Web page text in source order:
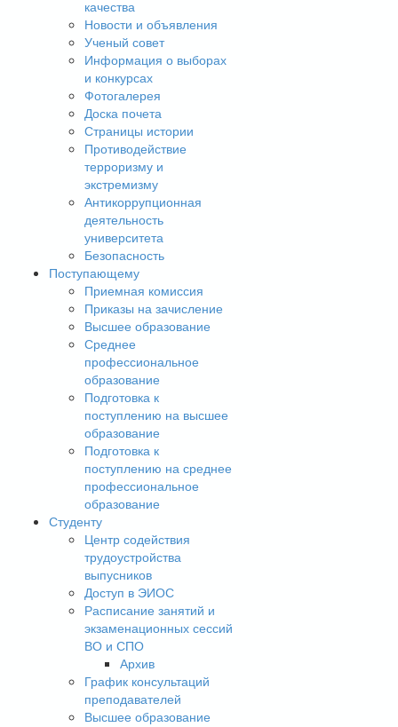
качества
Новости и объявления
Ученый совет
Информация о выборах
и конкурсах
Фотогалерея
Доска почета
Страницы истории
Противодействие
терроризму и
экстремизму
Антикоррупционная
деятельность
университета
Безопасность
Поступающему
Приемная комиссия
Приказы на зачисление
Высшее образование
Среднее
профессиональное
образование
Подготовка к
поступлению на высшее
образование
Подготовка к
поступлению на среднее
профессиональное
образование
Студенту
Центр содействия
трудоустройства
выпусников
Доступ в ЭИОС
Расписание занятий и
экзаменационных сессий
ВО и СПО
Архив
График консультаций
преподавателей
Высшее образование